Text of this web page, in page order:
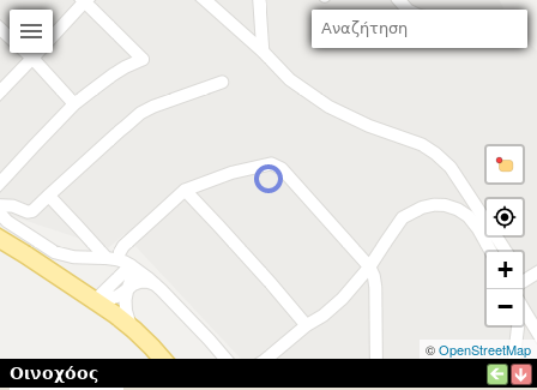
+
−
©OpenStreetMap
Οινοχόος